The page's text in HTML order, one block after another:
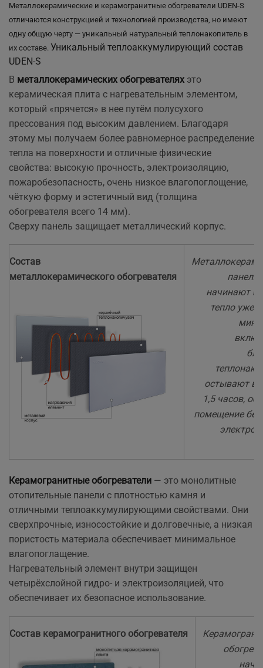
Металлокерамические и керамогранитные обогреватели UDEN-S
отличаются конструкцией и технологией производства, но имеют
одну общую черту — уникальный натуральный теплонакопитель в
их составе. Уникальный теплоаккумулирующий состав
UDEN-S
В металлокерамических обогревателях это
керамическая плита с нагревательным элементом,
который «прячется» в нее путём полусухого
прессования под высоким давлением. Благодаря
этому мы получаем более равномерное распределение
тепла на поверхности и отличные физические
свойства: высокую прочность, электроизоляцию,
пожаробезопасность, очень низкое влагопоглощение,
чёткую форму и эстетичный вид (толщина
обогревателя всего 14 мм).
Сверху панель защищает металлический корпус.
Cостав
металлокерамического обогревателя
панели
начинают
тепло уже
остывают в
1,5 часов,
помещение без
Керамогранитные обогреватели — это монолитные
отопительные панели с плотностью камня и
отличными теплоаккумулирующими свойствами. Они
сверхпрочные, износостойкие и долговечные, а низкая
пористость материала обеспечивает минимальное
влагопоглащение.
Нагревательный элемент внутри защищен
четырёхслойной гидро- и электроизоляцией, что
обеспечивает их безопасное использование.
Cостав керамогранитного обогревателя